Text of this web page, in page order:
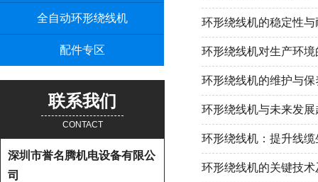
全自动环形绕线机
配件专区
联系我们
CONTACT
深圳市誉名腾机电设备有限公
司
环形绕线机的稳定性
环形绕线机对生产环
环形绕线机的维护与
环形绕线机与未来发
环形绕线机：提升线
环形绕线机的关键技